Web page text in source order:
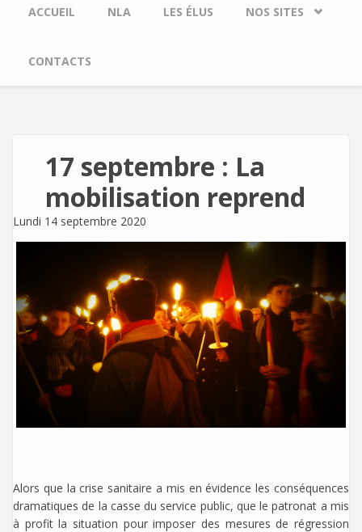
ACCUEIL NLA LES ÉLUS NOS SITES
CONTACTS
17 septembre : La
mobilisation reprend
Lundi 14 septembre 2020
Alors que la crise sanitaire a mis en évidence les conséquences
dramatiques de la casse du service public, que le patronat a mis
à profit la situation pour imposer des mesures de régression